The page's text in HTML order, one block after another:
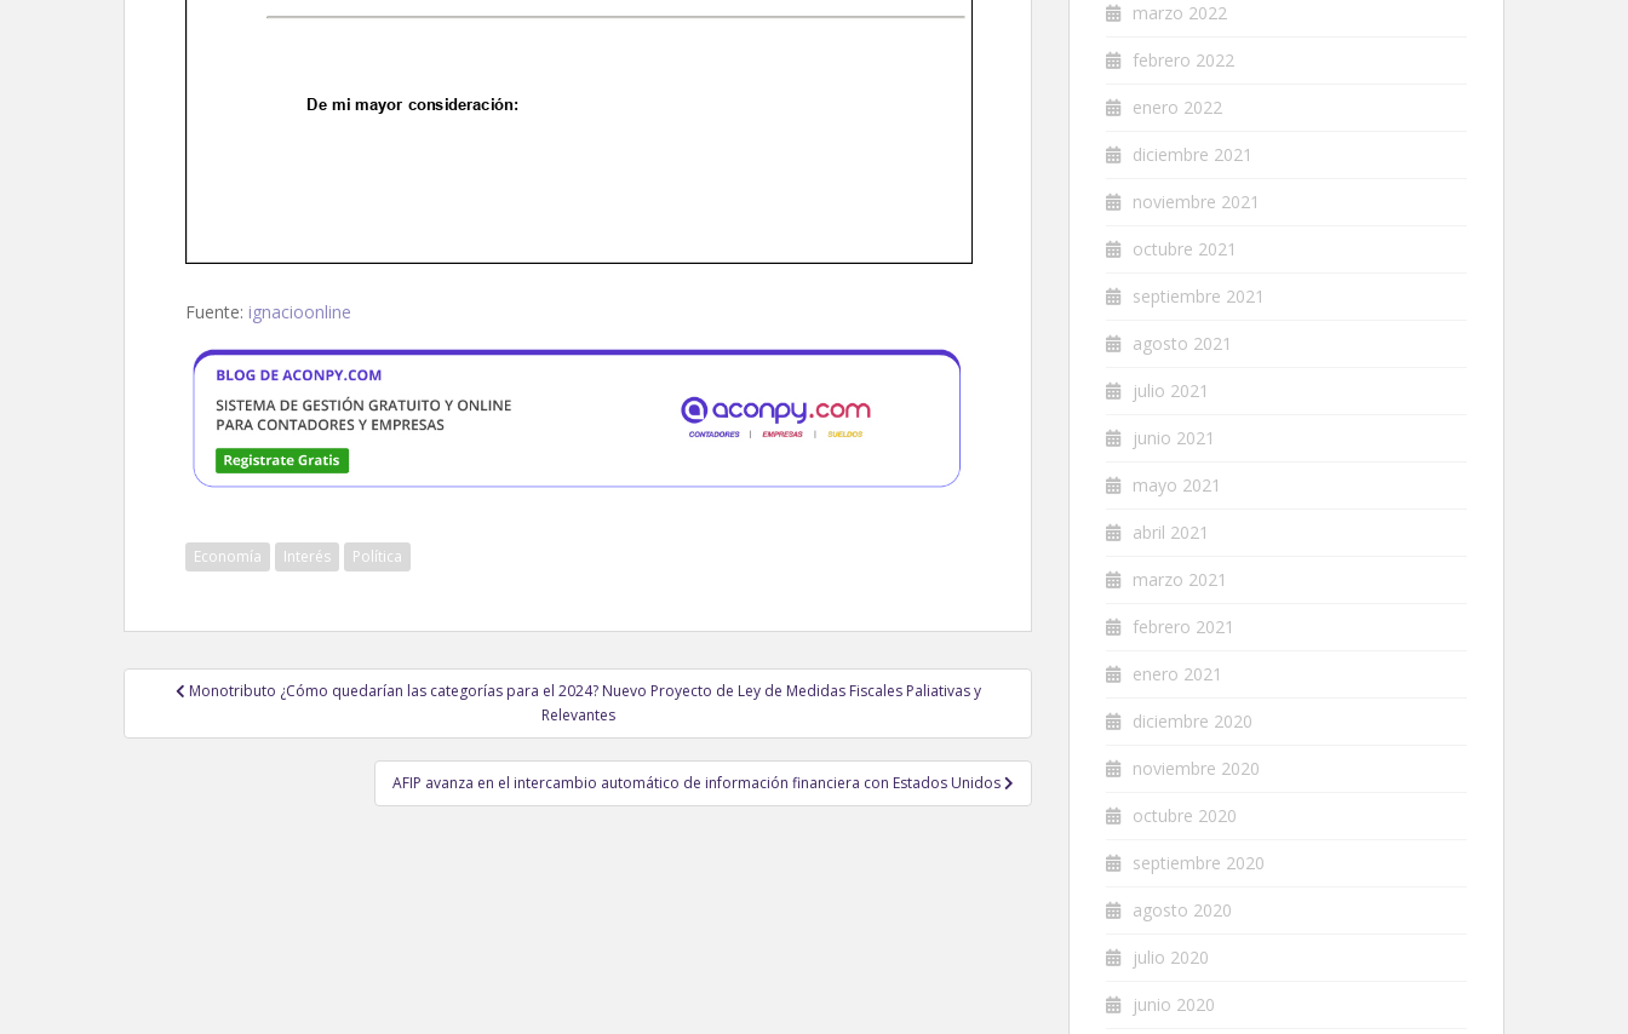
Fuente: ignacioonline
Economía Interés Política
Navegación
entradas
Monotributo ¿Cómo quedarían las categorías para el 2024? Nuevo Proyecto de Ley de Medidas Fiscales Paliativas y
Relevantes
AFIP avanza en el intercambio automático de información financiera con Estados Unidos
marzo 2022
febrero 2022
enero 2022
diciembre 2021
noviembre 2021
octubre 2021
septiembre 2021
agosto 2021
julio 2021
junio 2021
mayo 2021
abril 2021
marzo 2021
febrero 2021
enero 2021
diciembre 2020
noviembre 2020
octubre 2020
septiembre 2020
agosto 2020
julio 2020
junio 2020